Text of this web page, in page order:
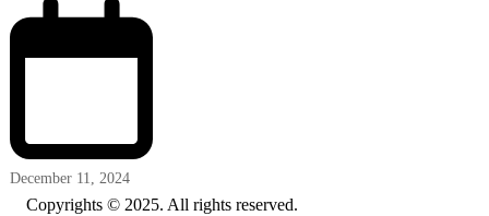
December 11, 2024
Copyrights © 2025. All rights reserved.